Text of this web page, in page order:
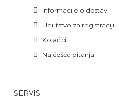
Informacije o dostavi
Uputstvo za registraciju
Kolačići
Najčešća pitanja
SERVIS